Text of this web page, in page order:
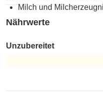
Milch und
Nährwerte
Unzubereitet